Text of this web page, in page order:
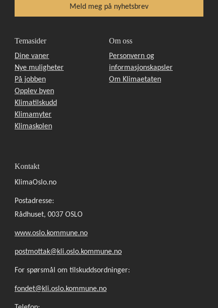
Temasider
Dine vaner
Nye muligheter
På jobben
Opplev byen
Klimatilskudd
Klimamyter
Klimaskolen
Om oss
Personvern og
informasjonskapsler
Om Klimaetaten
Kontakt
KlimaOslo.no
Postadresse:
Rådhuset, 0037 OSLO
www.oslo.kommune.no
postmottak@kli.oslo.kommune.no
For spørsmål om tilskuddsordninger:
fondet@kli.oslo.kommune.no